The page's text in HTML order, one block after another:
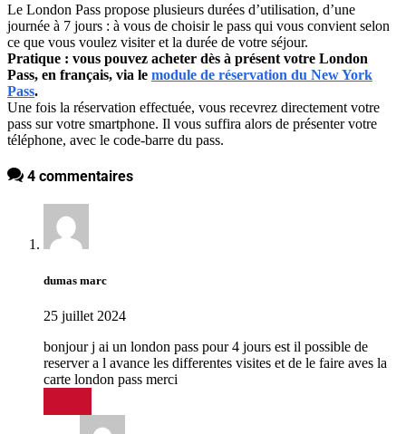
Le London Pass propose plusieurs durées d’utilisation, d’une
journée à 7 jours : à vous de choisir le pass qui vous convient selon
ce que vous voulez visiter et la durée de votre séjour.
Pratique : vous pouvez acheter dès à présent votre London
Pass, en français, via le module de réservation du New York
Pass.
Une fois la réservation effectuée, vous recevrez directement votre
pass sur votre smartphone. Il vous suffira alors de présenter votre
téléphone, avec le code-barre du pass.
4 commentaires
dumas marc
25 juillet 2024
bonjour j ai un london pass pour 4 jours est il possible de
reserver a l avance les differentes visites et de le faire aves la
carte london pass merci